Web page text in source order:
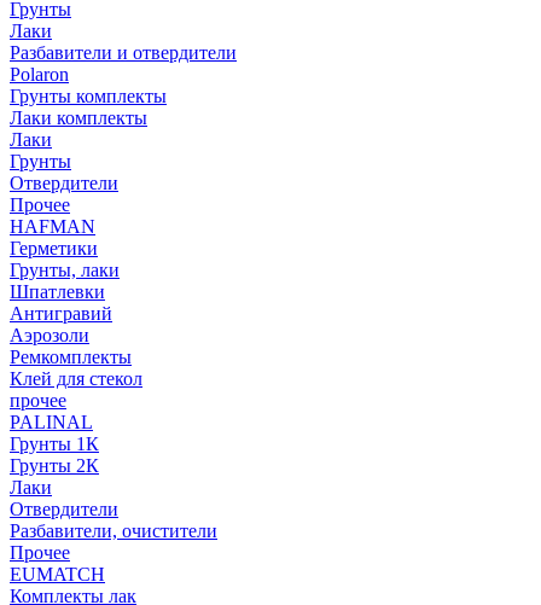
Грунты
Лаки
Разбавители и отвердители
Polaron
Грунты комплекты
Лаки комплекты
Лаки
Грунты
Отвердители
Прочее
HAFMAN
Герметики
Грунты, лаки
Шпатлевки
Антигравий
Аэрозоли
Ремкомплекты
Клей для стекол
прочее
PALINAL
Грунты 1К
Грунты 2К
Лаки
Отвердители
Разбавители, очистители
Прочее
EUMATCH
Комплекты лак